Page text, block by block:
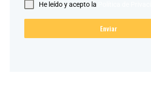
He leído y acepto la
Enviar